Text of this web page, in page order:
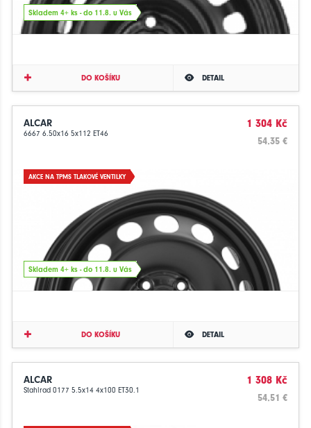
Skladem 4+ ks - do 11.8. u Vás
DO KOŠÍKU DETAIL
ALCAR
6667 6.50x16 5x112 ET46
1 304 Kč
54.35 €
AKCE NA TPMS TLAKOVÉ VENTILKY
Skladem 4+ ks - do 11.8. u Vás
DO KOŠÍKU DETAIL
ALCAR
Stahlrad 0177 5.5x14 4x100 ET30.1
1 308 Kč
54.51 €